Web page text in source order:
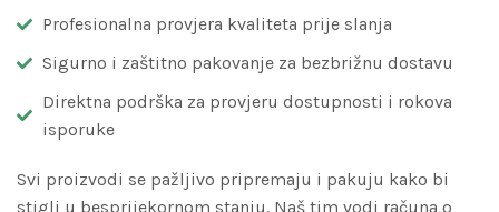
Profesionalna provjera kvaliteta prije slanja
Sigurno i zaštitno pakovanje za bezbrižnu dostavu
Direktna podrška za provjeru dostupnosti i rokova
isporuke
Svi proizvodi se pažljivo pripremaju i pakuju kako bi
stigli u besprijekornom stanju. Naš tim vodi računa o